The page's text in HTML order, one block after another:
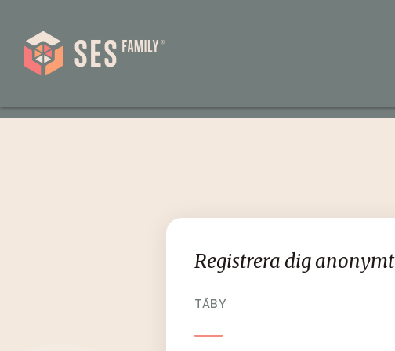
Registrera dig anonymt
TÄBY